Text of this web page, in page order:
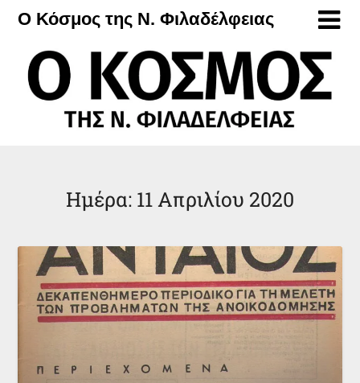
Μετάβαση
περιεχόμενο
Ο Κόσμος της Ν. Φιλαδέλφειας
Ημέρα: 11 Απριλίου 2020